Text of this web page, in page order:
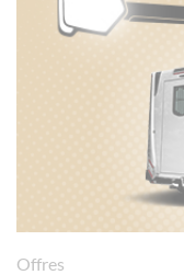
Offres